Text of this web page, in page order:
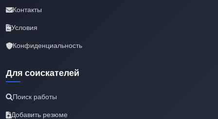
Контакты
Условия
Конфиденциальность
Для соискателей
Поиск работы
Добавить резюме